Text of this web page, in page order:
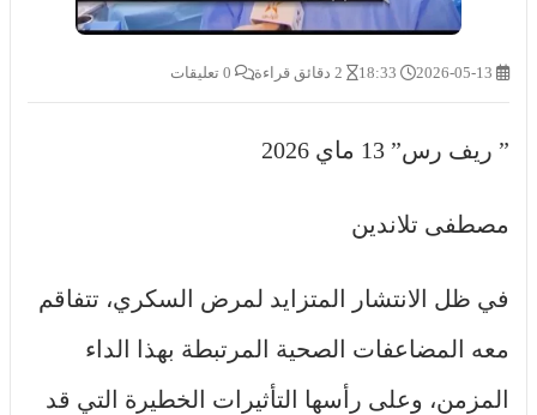
” ريف رس” 13 ماي 2026
مصطفى تلاندين
في ظل الانتشار المتزايد لمرض السكري، تتفاقم
معه المضاعفات الصحية المرتبطة بهذا الداء
المزمن، وعلى رأسها التأثيرات الخطيرة التي قد